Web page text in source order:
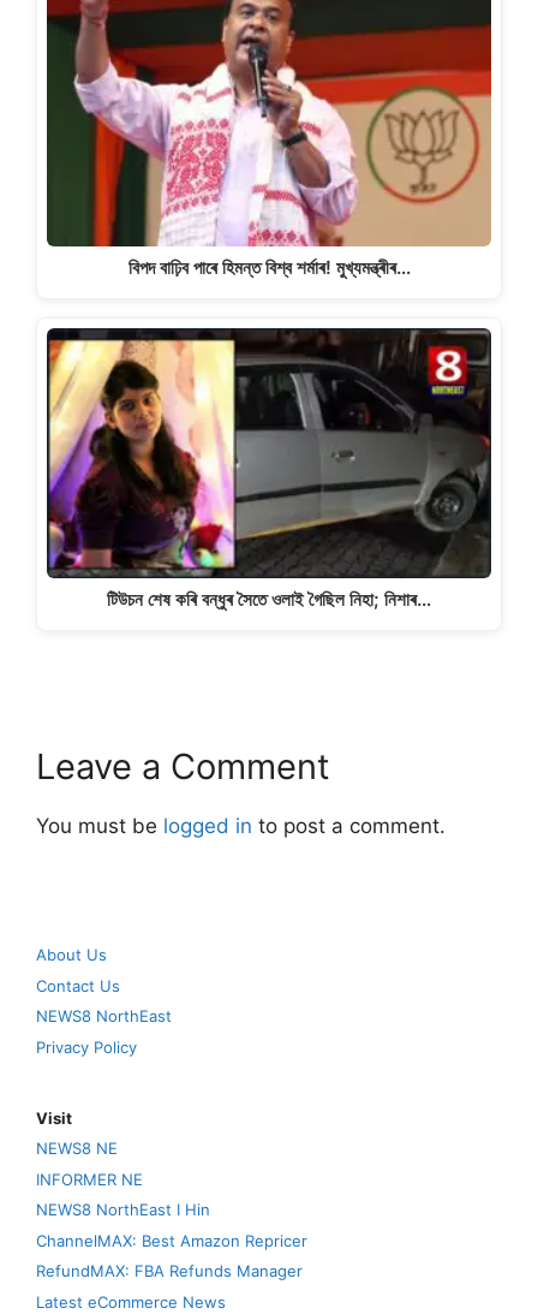
বিপদ বাঢ়িব পাৰে হিমন্ত বিশ্ব শৰ্মাৰ! মুখ্যমন্ত্ৰীৰ…
টিউচন শেষ কৰি বন্ধুৰ সৈতে ওলাই গৈছিল নিহা; নিশাৰ…
Leave a Comment
You must be logged in to post a comment.
About Us
Contact Us
NEWS8 NorthEast
Privacy Policy
Visit
NEWS8 NE
INFORMER NE
NEWS8 NorthEast I Hin
ChannelMAX: Best Amazon Repricer
RefundMAX: FBA Refunds Manager
Latest eCommerce News